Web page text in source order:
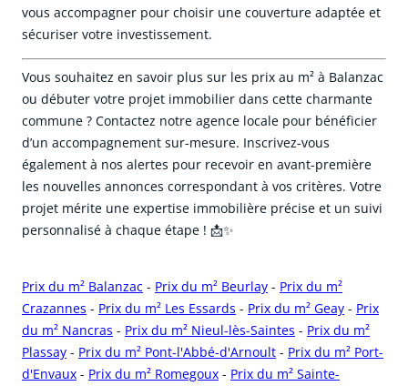
vous accompagner pour choisir une couverture adaptée et
sécuriser votre investissement.
Vous souhaitez en savoir plus sur les prix au m² à Balanzac
ou débuter votre projet immobilier dans cette charmante
commune ? Contactez notre agence locale pour bénéficier
d’un accompagnement sur-mesure. Inscrivez-vous
également à nos alertes pour recevoir en avant-première
les nouvelles annonces correspondant à vos critères. Votre
projet mérite une expertise immobilière précise et un suivi
personnalisé à chaque étape ! 📩✨
Prix du m² Balanzac - Prix du m² Beurlay - Prix du m²
Crazannes - Prix du m² Les Essards - Prix du m² Geay - Prix
du m² Nancras - Prix du m² Nieul-lès-Saintes - Prix du m²
Plassay - Prix du m² Pont-l'Abbé-d'Arnoult - Prix du m² Port-
d'Envaux - Prix du m² Romegoux - Prix du m² Sainte-